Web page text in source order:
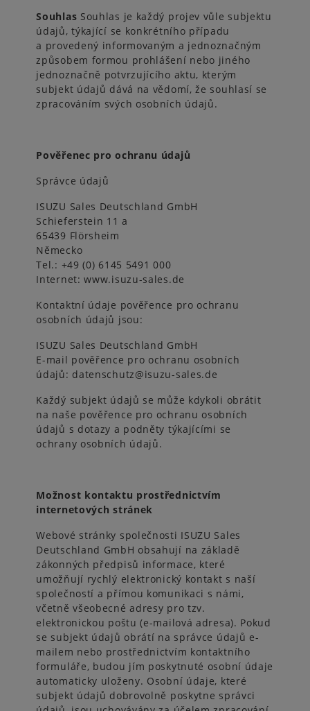
Souhlas Souhlas je každý projev vůle subjektu
údajů, týkající se konkrétního případu
a provedený informovaným a jednoznačným
způsobem formou prohlášení nebo jiného
jednoznačně potvrzujícího aktu, kterým
subjekt údajů dává na vědomí, že souhlasí se
zpracováním svých osobních údajů.
Pověřenec pro ochranu údajů
Správce údajů
ISUZU Sales Deutschland GmbH
Schieferstein 11 a
65439 Flörsheim
Německo
Tel.: +49 (0) 6145 5491 000
Internet: www.isuzu-sales.de
Kontaktní údaje pověřence pro ochranu
osobních údajů jsou:
ISUZU Sales Deutschland GmbH
E-mail pověřence pro ochranu osobních
údajů: datenschutz@isuzu-sales.de
Každý subjekt údajů se může kdykoli obrátit
na naše pověřence pro ochranu osobních
údajů s dotazy a podněty týkajícími se
ochrany osobních údajů.
Možnost kontaktu prostřednictvím
internetových stránek
Webové stránky společnosti ISUZU Sales
Deutschland GmbH obsahují na základě
zákonných předpisů informace, které
umožňují rychlý elektronický kontakt s naší
společností a přímou komunikaci s námi,
včetně všeobecné adresy pro tzv.
elektronickou poštu (e-mailová adresa). Pokud
se subjekt údajů obrátí na správce údajů e-
mailem nebo prostřednictvím kontaktního
formuláře, budou jím poskytnuté osobní údaje
automaticky uloženy. Osobní údaje, které
subjekt údajů dobrovolně poskytne správci